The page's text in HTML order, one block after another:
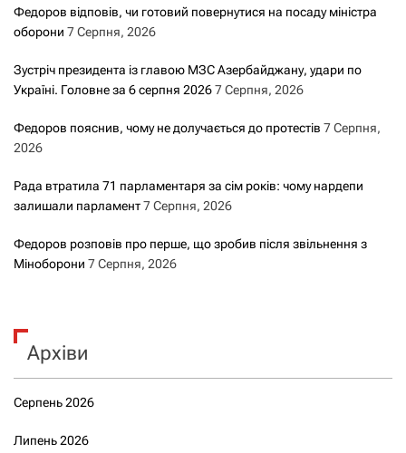
Федоров відповів, чи готовий повернутися на посаду міністра
оборони 7 Серпня, 2026
Зустріч президента із главою МЗС Азербайджану, удари по
Україні. Головне за 6 серпня 20267 Серпня, 2026
Федоров пояснив, чому не долучається до протестів 7 Серпня,
2026
Рада втратила 71 парламентаря за сім років: чому нардепи
залишали парламент7 Серпня, 2026
Федоров розповів про перше, що зробив після звільнення з
Міноборони 7 Серпня, 2026
Архіви
Серпень 2026
Липень 2026